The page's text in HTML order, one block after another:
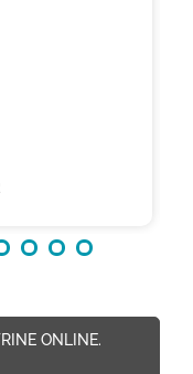
ONLINE.